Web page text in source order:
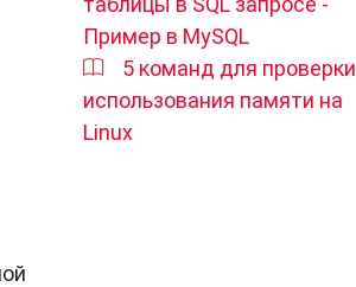
Пример в MySQL
5 команд для проверки
использования памяти на
Linux